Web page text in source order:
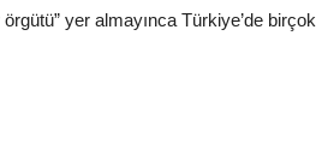
yer almayınca Türkiye’de birçok